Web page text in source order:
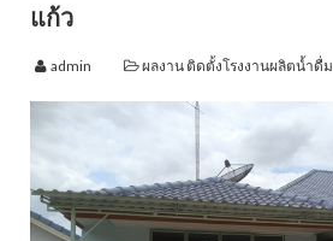
แก้ว
admin ผลงาน ติดตั้งโรงงานผลิตน้ำดื่ม